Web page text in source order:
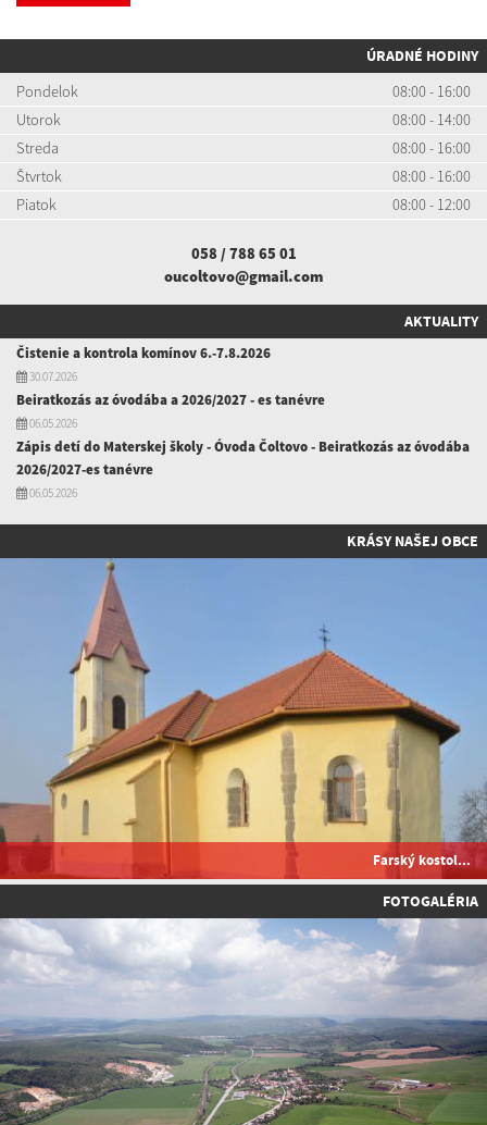
ÚRADNÉ HODINY
Pondelok
08:00 - 16:00
Utorok
08:00 - 14:00
Streda
08:00 - 16:00
Štvrtok
08:00 - 16:00
Piatok
08:00 - 12:00
058 / 788 65 01
oucoltovo@gmail.com
AKTUALITY
Čistenie a kontrola komínov 6.-7.8.2026
30.07.2026
Beiratkozás az óvodába a 2026/2027 - es tanévre
06.05.2026
Zápis detí do Materskej školy - Óvoda Čoltovo - Beiratkozás az óvodába
2026/2027-es tanévre
06.05.2026
KRÁSY NAŠEJ OBCE
Farský kostol...
FOTOGALÉRIA